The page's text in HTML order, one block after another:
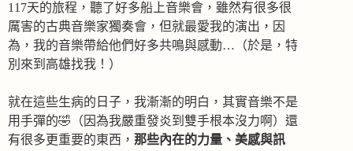
117天的旅程，聽了好多船上音樂會，雖然有很多很
厲害的古典音樂家獨奏會，但就最愛我的演出，因
為，我的音樂帶給他們好多共鳴與感動…（於是，特
別來到高雄找我！）
就在這些生病的日子，我漸漸的明白，其實音樂不是
用手彈的🤣（因為我嚴重發炎到雙手根本沒力啊）還
有很多更重要的東西， 那些內在的力量、美感與訊